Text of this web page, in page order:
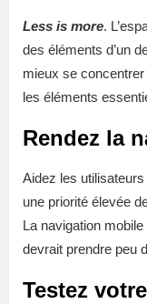
Less is more.
des éléments d’un
mieux se
les éléments
Rendez la
Aidez les
une priorité élevée
La navigation
devrait prendre peu
Testez